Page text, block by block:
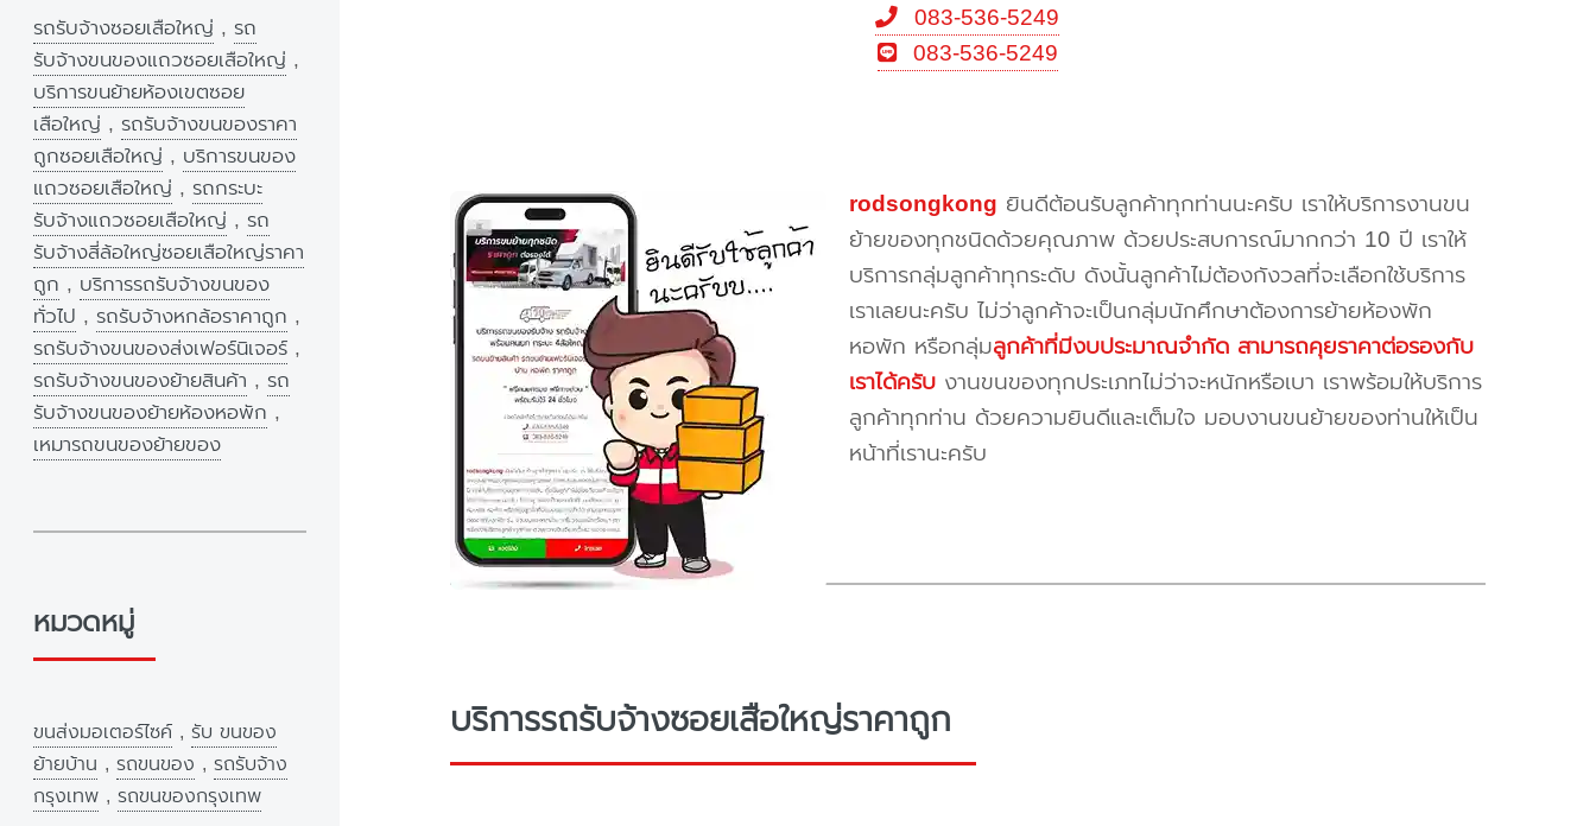
083-536-5249
083-536-5249
rodsongkong ยินดีต้อนรับลูกค้าทุกท่านนะครับ เราให้บริการงานขน
ย้ายของทุกชนิดด้วยคุณภาพ ด้วยประสบการณ์มากกว่า 10 ปี เราให้
บริการกลุ่มลูกค้าทุกระดับ ดังนั้นลูกค้าไม่ต้องกังวลที่จะเลือกใช้บริการ
เราเลยนะครับ ไม่ว่าลูกค้าจะเป็นกลุ่มนักศึกษาต้องการย้ายห้องพัก
หอพัก หรือกลุ่มลูกค้าที่มีงบประมาณจำกัด สามารถคุยราคาต่อรองกับ
เราได้ครับงานขนของทุกประเภทไม่ว่าจะหนักหรือเบา เราพร้อมให้บริการ
ลูกค้าทุกท่าน ด้วยความยินดีและเต็มใจ มอบงานขนย้ายของท่านให้เป็น
หน้าที่เรานะครับ
บริการรถรับจ้างซอยเสือใหญ่ราคาถูก
รถรับจ้างซอยเสือใหญ่ , รถ
รับจ้างขนของแถวซอยเสือใหญ่ ,
บริการขนย้ายห้องเขตซอย
เสือใหญ่ , รถรับจ้างขนของราคา
ถูกซอยเสือใหญ่ , บริการขนของ
แถวซอยเสือใหญ่ , รถกระบะ
รับจ้างแถวซอยเสือใหญ่ , รถ
รับจ้างสี่ล้อใหญ่ซอยเสือใหญ่ราคา
ถูก , บริการรถรับจ้างขนของ
ทั่วไป , รถรับจ้างหกล้อราคาถูก ,
รถรับจ้างขนของส่งเฟอร์นิเจอร์ ,
รถรับจ้างขนของย้ายสินค้า , รถ
รับจ้างขนของย้ายห้องหอพัก ,
เหมารถขนของย้ายของ
หมวดหมู่
ขนส่งมอเตอร์ไซค์ , รับ ขนของ
ย้ายบ้าน , รถขนของ , รถรับจ้าง
กรุงเทพ , รถขนของกรุงเทพ